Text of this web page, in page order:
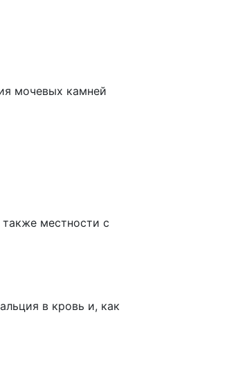
мочевых камней
местности с
в кровь и, как